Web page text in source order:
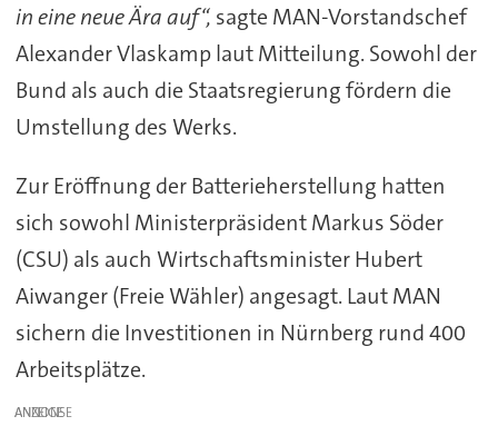
in eine neue Ära auf“, sagte MAN-Vorstandschef
Alexander Vlaskamp laut Mitteilung. Sowohl der
Bund als auch die Staatsregierung fördern die
Umstellung des Werks.
Zur Eröffnung der Batterieherstellung hatten
sich sowohl Ministerpräsident Markus Söder
(CSU) als auch Wirtschaftsminister Hubert
Aiwanger (Freie Wähler) angesagt. Laut MAN
sichern die Investitionen in Nürnberg rund 400
Arbeitsplätze.
ANZEIGE